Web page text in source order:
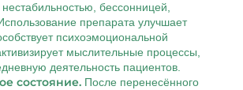
бессонницей,
препарата улучшает
психоэмоциональной
мыслительные процессы,
деятельность пациентов.
состояние. После перенесённого